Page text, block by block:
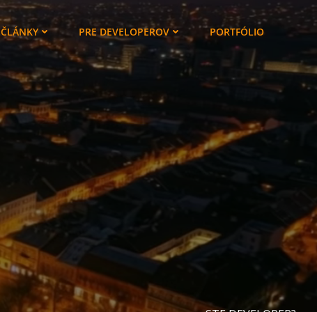
ČLÁNKY PRE DEVELOPEROV PORTFÓLIO